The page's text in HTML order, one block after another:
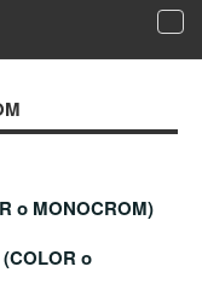
o MONOCROM)
o